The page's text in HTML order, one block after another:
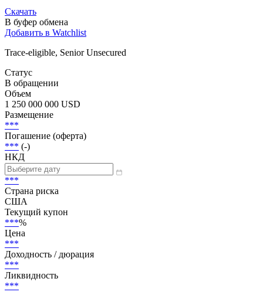
Скачать
В буфер обмена
Добавить в Watchlist
Trace-eligible, Senior Unsecured
Статус
В обращении
Объем
1 250 000 000 USD
Размещение
***
Погашение (оферта)
*** (-)
НКД
***
Страна риска
США
Текущий купон
***%
Цена
***
Доходность / дюрация
***
Ликвидность
***